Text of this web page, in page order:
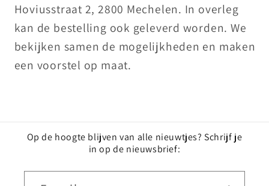
Hoviusstraat 2, 2800 Mechelen. In overleg
kan de bestelling ook geleverd worden. We
bekijken samen de mogelijkheden en maken
een voorstel op maat.
Op de hoogte blijven van alle nieuwtjes? Schrijf je
in op de nieuwsbrief: